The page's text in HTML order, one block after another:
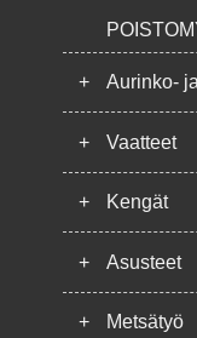
+ Aurinko-
+ Vaatteet
+ Kengät
+ Asusteet
+ Metsätyö